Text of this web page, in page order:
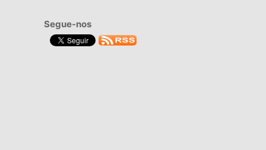
Segue-nos